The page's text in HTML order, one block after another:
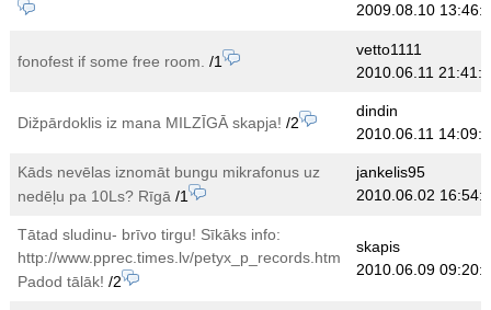
2009.08.10
fonofest if some free room. /1
vetto1111
2010.06.11
Dižpārdoklis iz mana MILZĪGĀ skapja! /2
dindin
2010.06.11
Kāds nevēlas iznomāt bungu mikrafonus uz
nedēļu pa 10Ls? Rīgā /1
jankelis95
2010.06.02
Tātad sludinu- brīvo tirgu! Sīkāks info:
http://www.pprec.times.lv/petyx_p_records.htm
Padod tālāk! /2
skapis
2010.06.09